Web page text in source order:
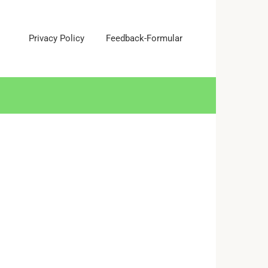
Privacy Policy Feedback-Formular